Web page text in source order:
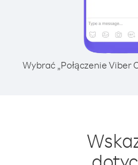
Wybrać „Połączenie Viber